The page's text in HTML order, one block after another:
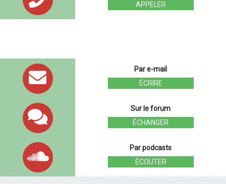
APPELER
Par e-mail
ÉCRIRE
Sur le forum
ÉCHANGER
Par podcasts
ÉCOUTER